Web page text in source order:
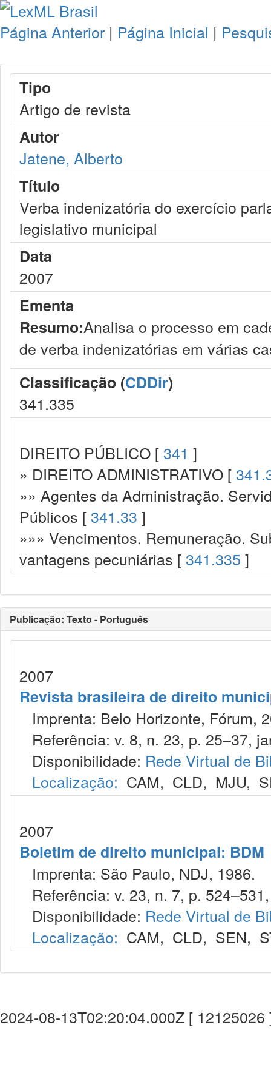
Página Anterior | Página Inicial |
Tipo
Artigo de revista
Autor
Jatene, Alberto
Título
Verba indenizatória do exercício
legislativo municipal
Data
2007
Ementa
Resumo:Analisa o processo em
de verba indenizatórias em várias
Classificação (CDDir)
341.335
DIREITO PÚBLICO [ 341 ]
» DIREITO ADMINISTRATIVO [
»» Agentes da Administração.
Públicos [ 341.33 ]
»»» Vencimentos. Remuneração.
vantagens pecuniárias [ 341.335 ]
Publicação: Texto - Português
2007
Revista brasileira de direito
Imprenta: Belo Horizonte, Fórum,
Referência: v. 8, n. 23, p. 25–37,
Disponibilidade: Rede Virtual de
Localização: CAM, CLD, MJU,
2007
Boletim de direito municipal: BDM
Imprenta: São Paulo, NDJ, 1986.
Referência: v. 23, n. 7, p.
Disponibilidade: Rede Virtual de
Localização: CAM, CLD, SEN,
2024-08-13T02:20:04.000Z [ 12125026